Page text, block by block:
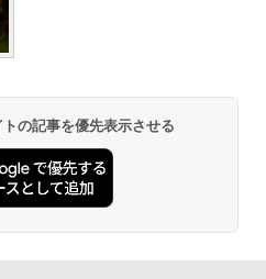
BASE 《めざましテレビで紹介》
タッチ RENEW 幅200 2-3人用 43
(パイクスピーク) 着替えテン
シー テント 【中が透けない】 1
たみ 防災グッズ 災害用トイレ ビ
ニック ポップアップテント 携帯 簡
ステンレス保冷剤 2個セット 2
ーアル 急速冷凍 空間倍増 衛生的
保冷力長持ち
わらか保冷剤 日本製 固まらない 1
2個セット (2個セット)
の記事を優先表示させる